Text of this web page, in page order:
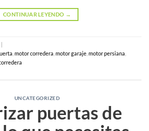
CONTINUAR LEYENDO →
motor corredera motor garaje motor persiana
UNCATEGORIZED
puertas de